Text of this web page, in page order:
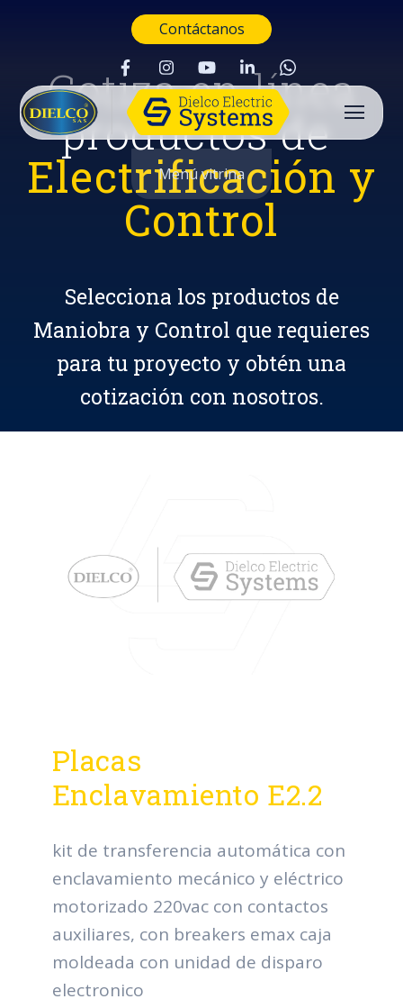
Contáctanos
Menú vitrina
Cotiza en línea
productos de
Electrificación y
Control
Selecciona los productos de
Maniobra y Control que requieres
para tu proyecto y obtén una
cotización con nosotros.
Placas
Enclavamiento E2.2
kit de transferencia automática con
enclavamiento mecánico y eléctrico
motorizado 220vac con contactos
auxiliares, con breakers emax caja
moldeada con unidad de disparo
electronico